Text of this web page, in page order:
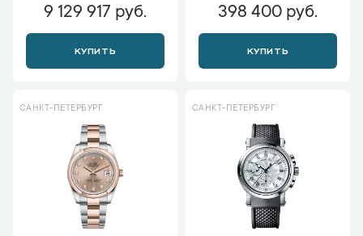
9 129 917 руб.
КУПИТЬ
398 400 руб.
КУПИТЬ
САНКТ-ПЕТЕРБУРГ САНКТ-ПЕТЕРБУРГ